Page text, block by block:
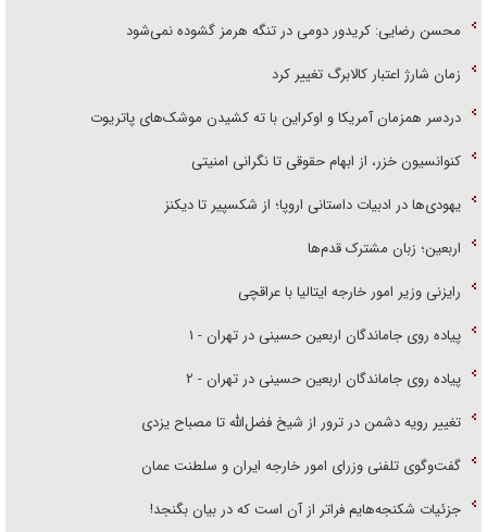
محسن رضایی: کریدور دومی در تنگه هرمز گشوده نمی‌شود
زمان شارژ اعتبار کالابرگ تغییر کرد
دردسر همزمان آمریکا و اوکراین با ته کشیدن موشک‌های پاتریوت
کنوانسیون خزر، از ابهام حقوقی تا نگرانی امنیتی
یهودی‌ها در ادبیات داستانی اروپا؛ از شکسپیر تا دیکنز
اربعین؛ زبان مشترک قدم‌ها
رایزنی وزیر امور خارجه ایتالیا با عراقچی
پیاده روی جاماندگان اربعین حسینی در تهران - ۱
پیاده روی جاماندگان اربعین حسینی در تهران - ۲
تغییر رویه دشمن در ترور از شیخ فضل‌الله تا مصباح یزدی
گفت‌وگوی تلفنی وزرای امور خارجه ایران و سلطنت عمان
جزئیات شکنجه‌هایم فراتر از آن است که در بیان بگنجد!